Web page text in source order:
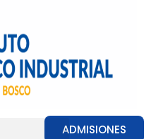
ADMISIONES